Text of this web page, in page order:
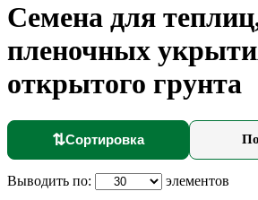
Семена для
пленочных
открытого грунта
⇅Сортировка
Выводить по: элементов